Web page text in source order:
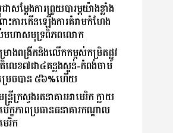
ជាសម្តែងការព្រួយបារម្ភយ៉ាងខ្លាំង
ះការកើនឡើងការគំរាមកំហែង
មហាសមុទ្រពិភពលោក
ោងពង្រីកនិងលើកកម្ពស់កម្រិតផ្លូវ
លេខ៧ជា៤គន្លងស្គន់-កំពង់ចាម
េចបាន ៥៦%ហើយ
មន្ត្រីក្រសួងរតនាគារអាមេរិក ក្លាយ
េក្ខភាពប្រធានធនាគារកណ្ដាល
េរិក